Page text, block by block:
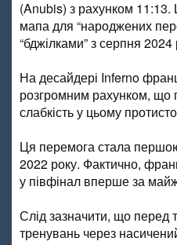
(Anubis) з рахунком
мапа для “народжених
“бджілками” з серпня 2024
На десайдері Inferno
розгромним рахунком, що
слабкість у цьому
Ця перемога стала
2022 року. Фактично,
у півфінал вперше за
Слід зазначити, що перед
тренувань через